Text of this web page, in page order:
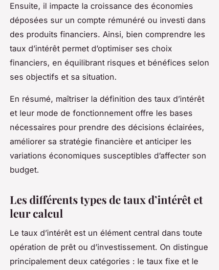
Ensuite, il impacte la croissance des économies
déposées sur un compte rémunéré ou investi dans
des produits financiers. Ainsi, bien comprendre les
taux d’intérêt permet d’optimiser ses choix
financiers, en équilibrant risques et bénéfices selon
ses objectifs et sa situation.
En résumé, maîtriser la définition des taux d’intérêt
et leur mode de fonctionnement offre les bases
nécessaires pour prendre des décisions éclairées,
améliorer sa stratégie financière et anticiper les
variations économiques susceptibles d’affecter son
budget.
Les différents types de taux d’intérêt et
leur calcul
Le taux d’intérêt est un élément central dans toute
opération de prêt ou d’investissement. On distingue
principalement deux catégories : le taux fixe et le